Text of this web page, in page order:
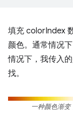
填充 colorIndex
颜色。通常情况
情况下，我传入
找。
一种颜色渐变